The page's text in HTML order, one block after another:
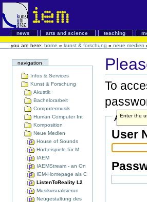
news arts and science teaching
you are here: home » kunst & forschung » neue medien
navigation
Infos & Services
Kunst & Forschung
Akustik
Bachelorarbeit
Computermusik
Human Computer Int
Komposition
Neue Medien
House of Sounds
Hörbeispiele für M
IAEM
IAEMStream - an On
IEM-Homepage als C
ListenToReality L2
Musikvisualisierun
Neugestaltung des
To
User
Enter the